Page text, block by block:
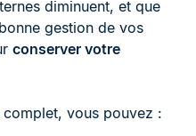
diminuent, et que
gestion de vos
conserver votre
vous pouvez :